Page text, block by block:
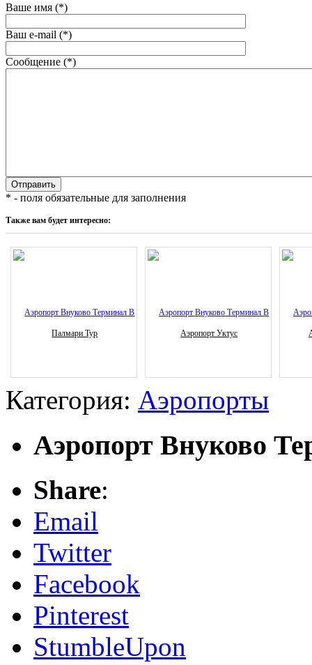
Ваше имя (*)
Ваш e-mail (*)
Сообщение (*)
* - поля обязательные для заполнения
Также вам будет интересно:
Палмари Тур Аэропорт Уктус
Категория: Аэропорты
Аэропорт Внуково
Share:
Email
Twitter
Facebook
Pinterest
StumbleUpon